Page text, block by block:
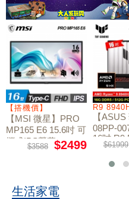
W11
【搭機價】
【MSI 微星】PRO
MP165 E6 15.6吋 可
攜式IPS螢幕
$3588 $2499
R9
【
08PP-
16吋 R9
電競筆電
$61999
生活家電